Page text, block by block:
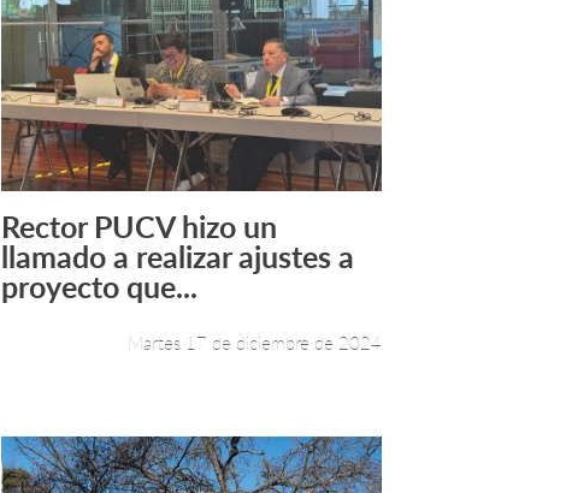
Leer más +
Rector PUCV hizo un
llamado a realizar ajustes a
proyecto que...
Martes 17 de diciembre de 2024